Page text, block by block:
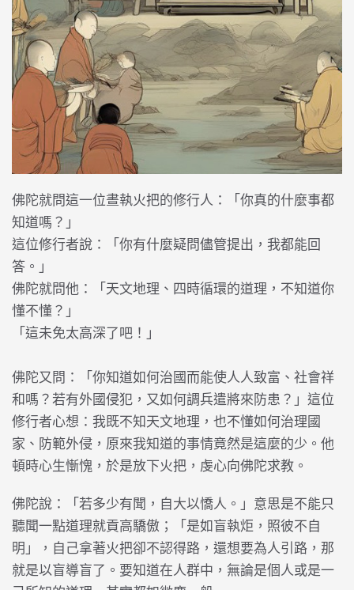
佛陀就問這一位晝執火把的修行人：「你真的什麼事都
知道嗎？」
這位修行者說：「你有什麼疑問儘管提出，我都能回
答。」
佛陀就問他：「天文地理、四時循環的道理，不知道你
懂不懂？」
「這未免太高深了吧！」
佛陀又問：「你知道如何治國而能使人人致富、社會祥
和嗎？若有外國侵犯，又如何調兵遣將來防患？」這位
修行者心想：我既不知天文地理，也不懂如何治理國
家、防範外侵，原來我知道的事情竟然是這麼的少。他
頓時心生慚愧，於是放下火把，虔心向佛陀求教。
佛陀說：「若多少有聞，自大以憍人。」意思是不能只
聽聞一點道理就貢高驕傲；「是如盲執炬，照彼不自
明」，自己拿著火把卻不認得路，還想要為人引路，那
就是以盲導盲了。要知道在人群中，無論是個人或是一